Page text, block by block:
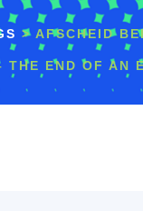
> AFSCHEID
THE END OF AN